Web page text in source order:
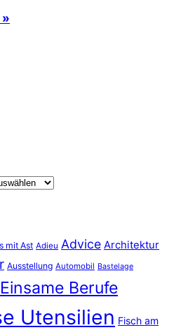
mit Ast Adieu Advice Architektur
Ausstellung Automobil Bastelage
Einsame Berufe
Utensilien Fisch am